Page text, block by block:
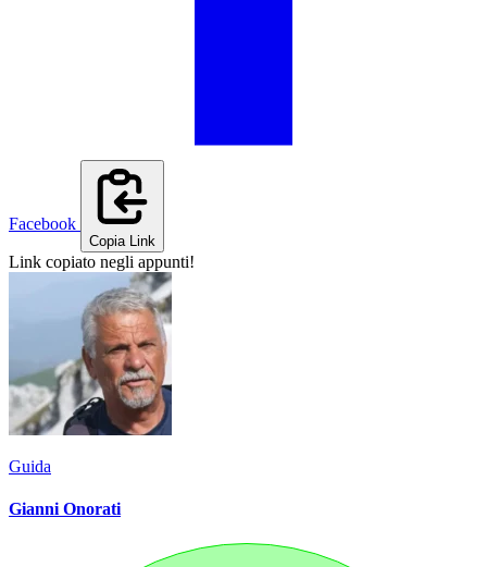
Facebook
Copia Link
Link copiato negli appunti!
Guida
Gianni Onorati